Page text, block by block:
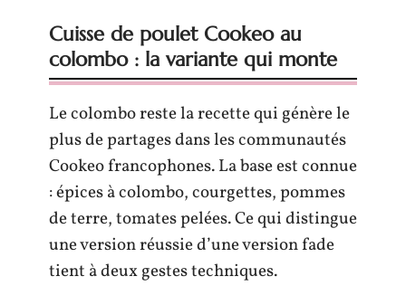
Cuisse de poulet Cookeo au
colombo : la variante qui monte
Le colombo reste la recette qui génère le
plus de partages dans les communautés
Cookeo francophones. La base est connue
: épices à colombo, courgettes, pommes
de terre, tomates pelées. Ce qui distingue
une version réussie d’une version fade
tient à deux gestes techniques.